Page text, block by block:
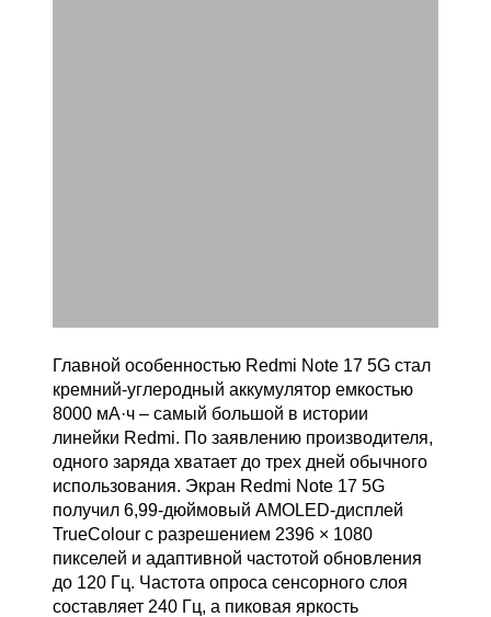
Главной особенностью Redmi Note 17 5G стал
кремний-углеродный аккумулятор емкостью
8000 мА·ч – самый большой в истории
линейки Redmi. По заявлению производителя,
одного заряда хватает до трех дней обычного
использования. Экран Redmi Note 17 5G
получил 6,99-дюймовый AMOLED-дисплей
TrueColour с разрешением 2396 × 1080
пикселей и адаптивной частотой обновления
до 120 Гц. Частота опроса сенсорного слоя
составляет 240 Гц, а пиковая яркость